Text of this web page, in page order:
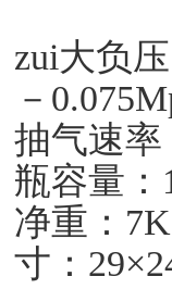
zui大负
－
抽气速率
瓶容量：
净重：
寸： 29×